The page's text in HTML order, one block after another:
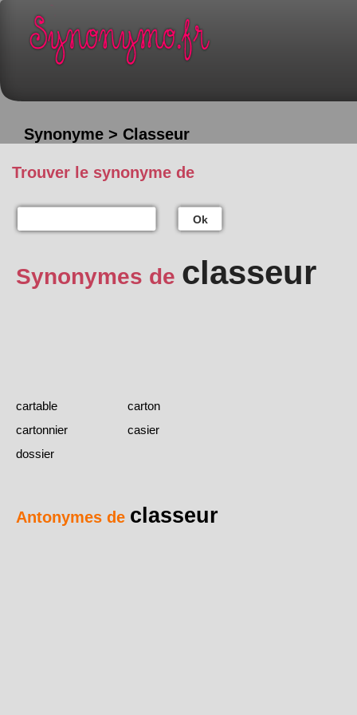
Synonyme > Classeur
Trouver le synonyme de
Ok
Synonymes de classeur
cartable
carton
cartonnier
casier
dossier
Antonymes de classeur